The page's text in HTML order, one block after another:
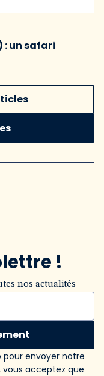
: un safari
!
nos actualités
pour envoyer notre
acceptez que